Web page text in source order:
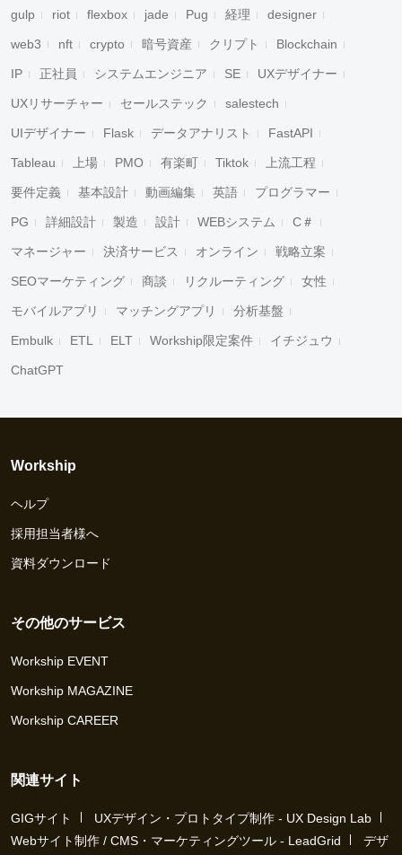
gulp riot flexbox jade Pug 経理 designer
web3 nft crypto 暗号資産 クリプト Blockchain
IP 正社員 システムエンジニア SE UXデザイナー
UXリサーチャー セールステック salestech
UIデザイナー Flask データアナリスト FastAPI
Tableau 上場 PMO 有楽町 Tiktok 上流工程
要件定義 基本設計 動画編集 英語 プログラマー
PG 詳細設計 製造 設計 WEBシステム C＃
マネージャー 決済サービス オンライン 戦略立案
SEOマーケティング 商談 リクルーティング 女性
モバイルアプリ マッチングアプリ 分析基盤
Embulk ETL ELT Workship限定案件 イチジュウ
ChatGPT
Workship
ヘルプ
採用担当者様へ
資料ダウンロード
その他のサービス
Workship EVENT
Workship MAGAZINE
Workship CAREER
関連サイト
GIGサイト
UXデザイン・プロトタイプ制作 - UX Design Lab
Webサイト制作 / CMS・マーケティングツール - LeadGrid
デザ